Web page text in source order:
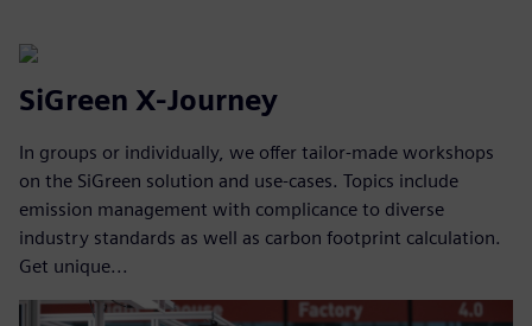
SiGreen X-Journey
In groups or individually, we offer tailor-made workshops
on the SiGreen solution and use-cases. Topics include
emission management with complicance to diverse
industry standards as well as carbon footprint calculation.
Get unique...